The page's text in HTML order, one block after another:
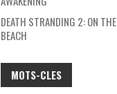
DEATH STRANDING 2: ON THE
BEACH
MOTS-CLES